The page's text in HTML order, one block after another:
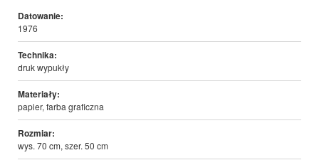
Datowanie:
1976
Technika:
druk wypukły
Materiały:
papier, farba graficzna
Rozmiar:
wys. 70 cm, szer. 50 cm